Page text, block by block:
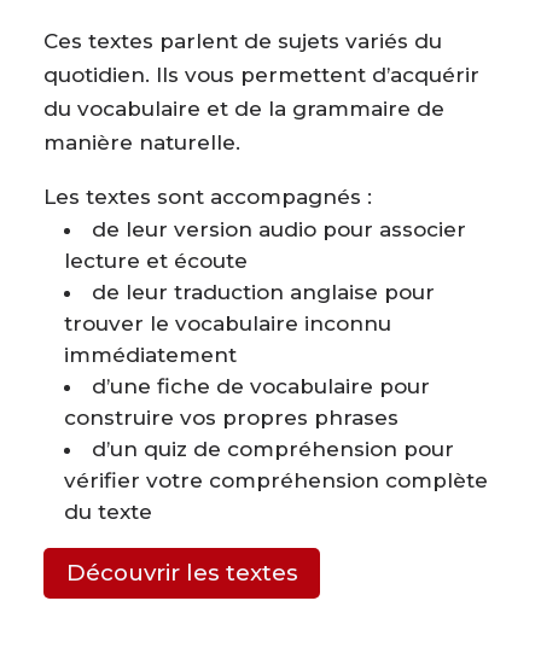
Ces textes parlent de sujets variés du
quotidien. Ils vous permettent d’acquérir
du vocabulaire et de la grammaire de
manière naturelle.
Les textes sont accompagnés :
de leur version audio pour associer
lecture et écoute
de leur traduction anglaise pour
trouver le vocabulaire inconnu
immédiatement
d’une fiche de vocabulaire pour
construire vos propres phrases
d’un quiz de compréhension pour
vérifier votre compréhension complète
du texte
Découvrir les textes